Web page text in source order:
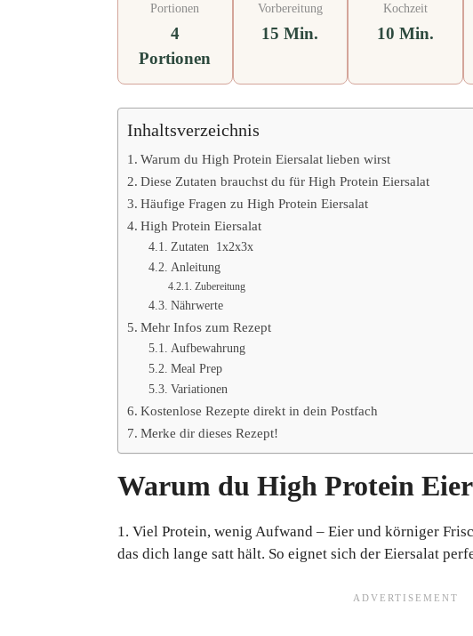
Portionen
4
Portionen
Vorbereitung
15 Min.
Kochzeit
10 Min.
Inhaltsverzeichnis
Warum du High Protein Eiersalat lieben wirst
Diese Zutaten brauchst du für High Protein Eiersalat
Häufige Fragen zu High Protein Eiersalat
High Protein Eiersalat
Zutaten 1x2x3x
Anleitung
Zubereitung
Nährwerte
Mehr Infos zum Rezept
Aufbewahrung
Meal Prep
Variationen
Kostenlose Rezepte direkt in dein Postfach
Merke dir dieses Rezept!
Warum du High Protein
1. Viel Protein, wenig Aufwand – Eier und körniger
das dich lange satt hält. So eignet sich der Eiersalat